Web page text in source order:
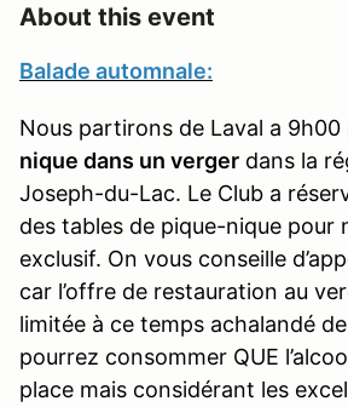
About this event
Balade automnale:
Nous partirons de Laval a 9h00
nique dans un verger dans la
Joseph-du-Lac. Le Club a
des tables de pique-nique pour
exclusif. On vous conseille
car l’offre de restauration au
limitée à ce temps achalandé de
pourrez consommer QUE
place mais considérant les